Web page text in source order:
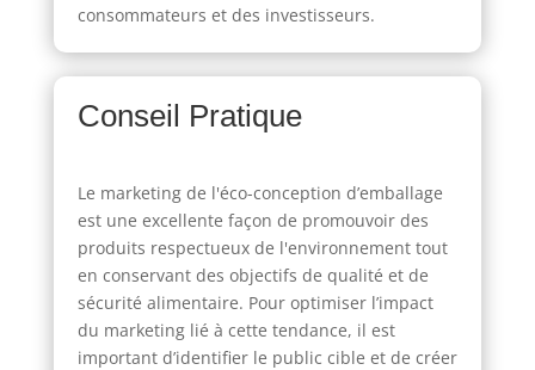
consommateurs et des investisseurs.
Conseil Pratique
Le marketing de l'éco-conception d’emballage
est une excellente façon de promouvoir des
produits respectueux de l'environnement tout
en conservant des objectifs de qualité et de
sécurité alimentaire. Pour optimiser l’impact
du marketing lié à cette tendance, il est
important d’identifier le public cible et de créer